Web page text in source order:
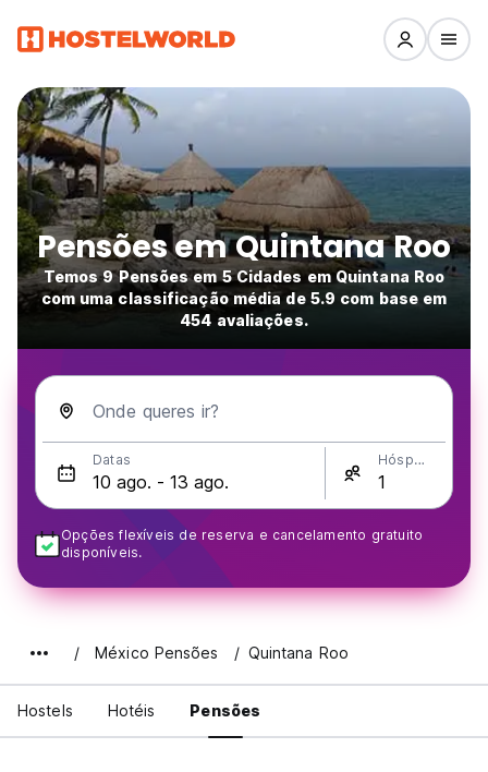
Pensões em Quintana Roo
Temos 9 Pensões em 5 Cidades em Quintana Roo
com uma classificação média de 5.9 com base em
454 avaliações.
Onde queres ir?
Datas Hóspedes
Opções flexíveis de reserva e cancelamento gratuito
disponíveis.
México Pensões Quintana Roo
Hostels Hotéis Pensões